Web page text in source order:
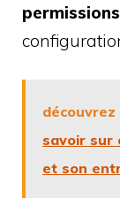
découvrez
savoir sur
et son